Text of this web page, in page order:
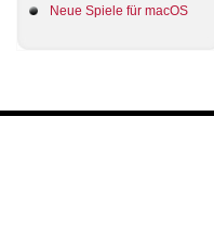
Neue Spiele für macOS